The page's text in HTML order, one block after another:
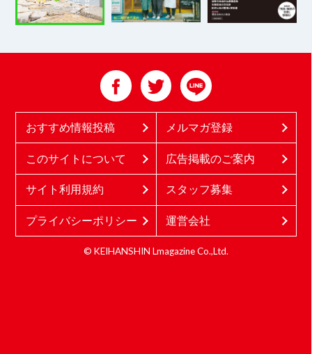
おすすめ情報投稿 メルマガ登録
このサイトについて 広告掲載のご案内
サイト利用規約 スタッフ募集
プライバシーポリシー 運営会社
© KEIHANSHIN Lmagazine Co.,Ltd.